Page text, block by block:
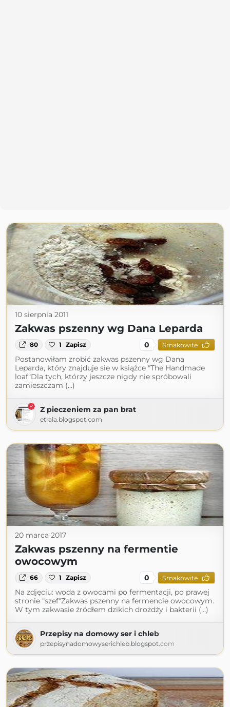
10 sierpnia 2011
Zakwas pszenny wg Dana Leparda
80 1 Zapisz 0 Smakowite
Postanowiłam zrobić zakwas pszenny wg Dana
Leparda, który znajduje sie w książce "The Handmade
loaf"Dla tych, którzy jeszcze nigdy nie spróbowali
zamieszczam (...)
Z pieczeniem za pan brat
etrala.blogspot.com
20 marca 2017
Zakwas pszenny na fermentie
owocowym
66 1 Zapisz 0 Smakowite
Na zdjęciu: woda z owocami po fermentacji, po prawej
stronie "szef"Zakwas pszenny na fermencie owocowym.
W tym zakwasie źródłem dzikich drożdży i bakterii (...)
Przepisy na domowy ser i chleb
przepisynadomowyserichleb.blogspot.com